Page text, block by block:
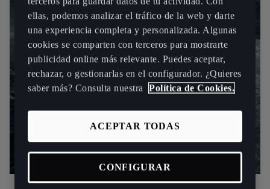
ellas, podemos analizar el tráfico de la web y darte
una experiencia completa y personalizada. Algunas
cookies se comparten con terceros para mostrarte
publicidad online más relevante. Puedes aceptar,
rechazar, o gestionarlas en el configurador. ¿Quieres
saber más? Consulta nuestra
Política de Cookies.
ACEPTAR TODAS
CONFIGURAR